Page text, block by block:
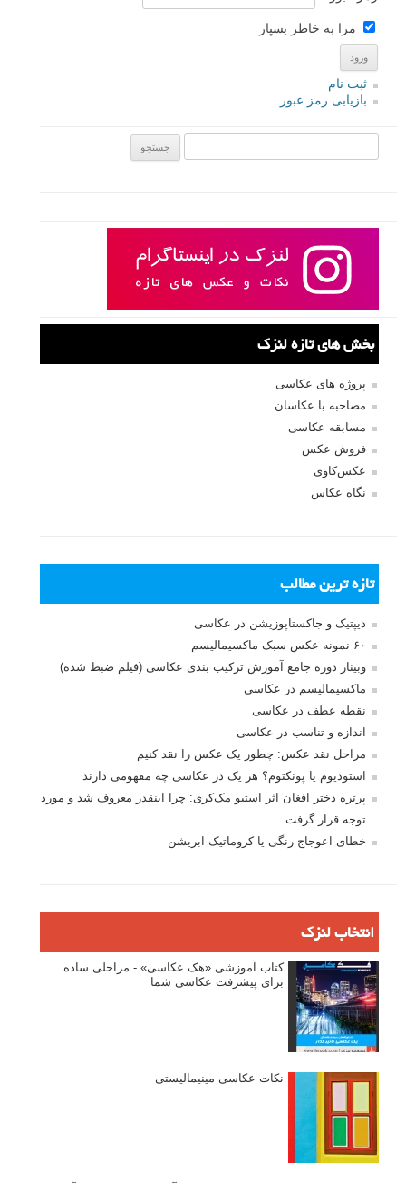
مرا به خاطر بسپار
ثبت نام
بازیابی رمز عبور
بخش های تازه لنزک
پروژه های عکاسی
مصاحبه با عکاسان
مسابقه عکاسی
فروش عکس
عکس‌کاوی
نگاه عکاس
تازه ترین مطالب
دیپتیک و جاکستا‌پوزیشن در عکاسی
۶۰ نمونه عکس سبک ماکسیمالیسم
وبینار دوره جامع آموزش ترکیب بندی عکاسی (فیلم ضبط شده)
ماکسیمالیسم در عکاسی
نقطه عطف در عکاسی
اندازه و تناسب در عکاسی
مراحل نقد عکس: چطور یک عکس را نقد کنیم
استودیوم یا پونکتوم؟ هر یک در عکاسی چه مفهومی دارند
پرتره دختر افغان اثر استیو مک‌کری: چرا اینقدر معروف شد و مورد
توجه قرار گرفت
خطای اعوجاج رنگی یا کروماتیک ابریشن
انتخاب لنزک
کتاب آموزشی «هک عکاسی» - مراحلی ساده
برای پیشرفت عکاسی شما
نکات عکاسی مینیمالیستی